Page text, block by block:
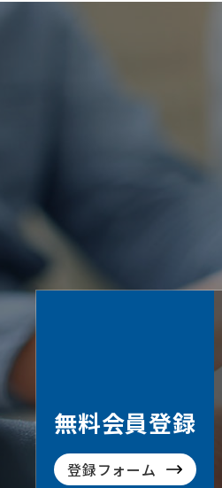
無料会員登録
登録フォーム